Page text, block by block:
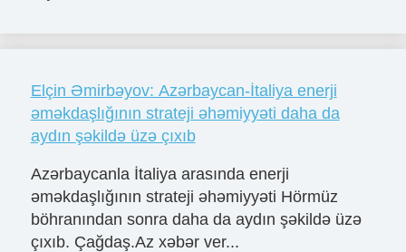
Elçin Əmirbəyov: Azərbaycan-İtaliya enerji
əməkdaşlığının strateji əhəmiyyəti daha da
aydın şəkildə üzə çıxıb
Azərbaycanla İtaliya arasında enerji
əməkdaşlığının strateji əhəmiyyəti Hörmüz
böhranından sonra daha da aydın şəkildə üzə
çıxıb. Çağdaş.Az xəbər ver...